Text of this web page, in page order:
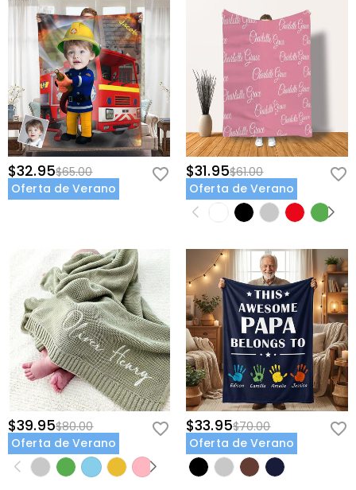
$32.95$65.00
Oferta de Verano
$31.95$61.00
Oferta de Verano
$39.95$80.00
Oferta de Verano
$33.95$70.00
Oferta de Verano